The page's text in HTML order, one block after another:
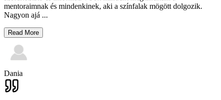
mentoraimnak és mindenkinek, aki a színfalak mögött dolgozik.
Nagyon ajá ...
Read More
Dania